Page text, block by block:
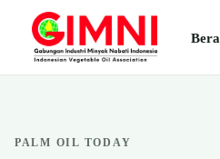
PALM OIL TODAY